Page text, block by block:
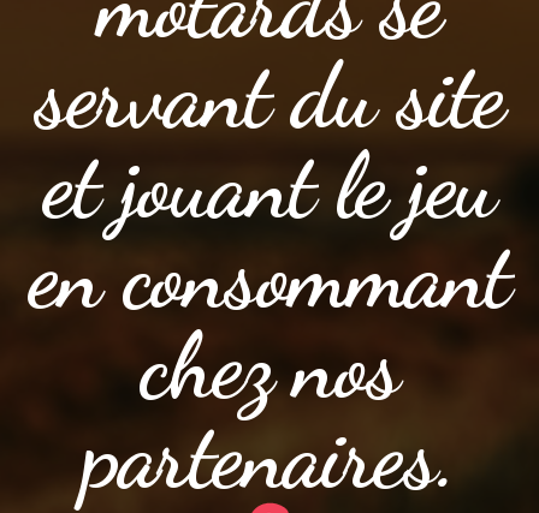
servant du site
et jouant le jeu
en consommant
chez nos
partenaires.